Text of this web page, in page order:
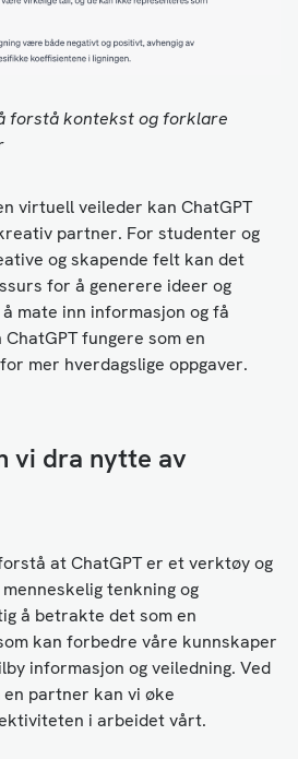
forstå kontekst og forklare
virtuell veileder kan ChatGPT
partner. For studenter og
og skapende felt kan det
for å generere ideer og
mate inn informasjon og få
fungere som en
mer hverdagslige oppgaver.
vi dra nytte av
at ChatGPT er et verktøy og
tenkning og
å betrakte det som en
kan forbedre våre kunnskaper
informasjon og veiledning. Ved
en partner kan vi øke
i arbeidet vårt.